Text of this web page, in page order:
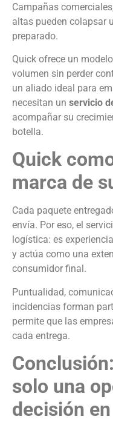
Campañas
altas pueden colapsar
preparado.
Quick ofrece un
volumen sin perder
un aliado ideal para
necesitan un servicio
acompañar su
botella.
Quick
marca de
Cada paquete
envía. Por eso, el
logística: es
y actúa como una
consumidor final.
Puntualidad,
incidencias forman
permite que las
cada entrega.
solo una
decisión